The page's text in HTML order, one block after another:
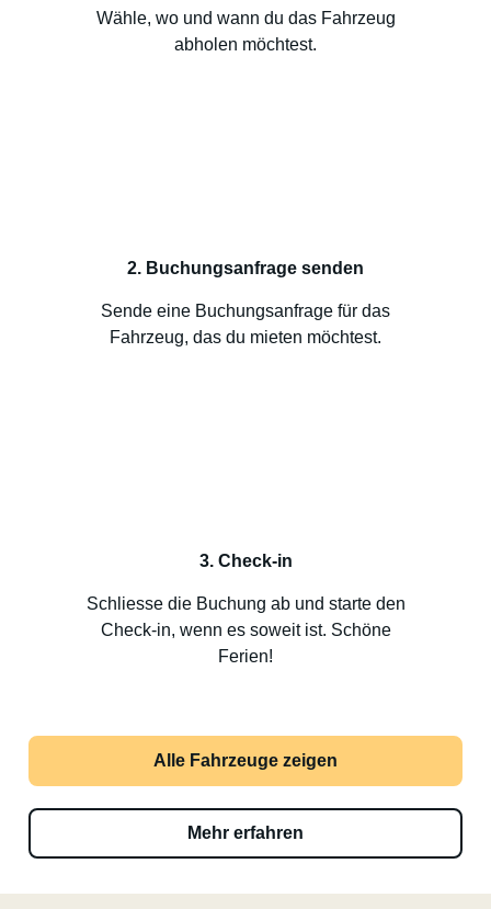
Wähle, wo und wann du das Fahrzeug
abholen möchtest.
2. Buchungsanfrage senden
Sende eine Buchungsanfrage für das
Fahrzeug, das du mieten möchtest.
3. Check-in
Schliesse die Buchung ab und starte den
Check-in, wenn es soweit ist. Schöne
Ferien!
Alle Fahrzeuge zeigen
Mehr erfahren